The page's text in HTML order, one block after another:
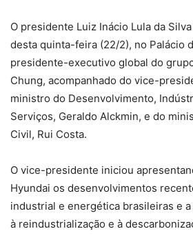
O presidente Luiz Inácio Lula da
desta quinta-feira (22/2), no Palácio
presidente-executivo global do
Chung, acompanhado do vice-
ministro do Desenvolvimento,
Serviços, Geraldo Alckmin, e do
Civil, Rui Costa.
O vice-presidente iniciou
Hyundai os desenvolvimentos
industrial e energética brasileiras e
à reindustrialização e à